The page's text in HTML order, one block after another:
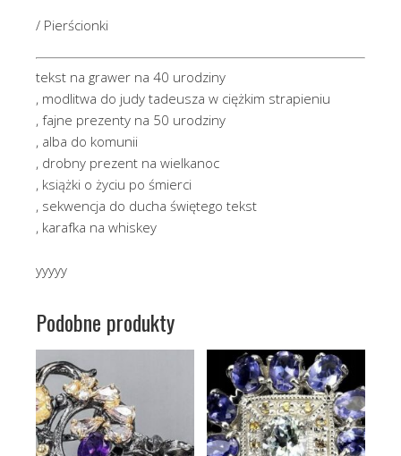
/ Pierścionki
tekst na grawer na 40 urodziny
, modlitwa do judy tadeusza w ciężkim strapieniu
, fajne prezenty na 50 urodziny
, alba do komunii
, drobny prezent na wielkanoc
, książki o życiu po śmierci
, sekwencja do ducha świętego tekst
, karafka na whiskey
yyyyy
Podobne produkty